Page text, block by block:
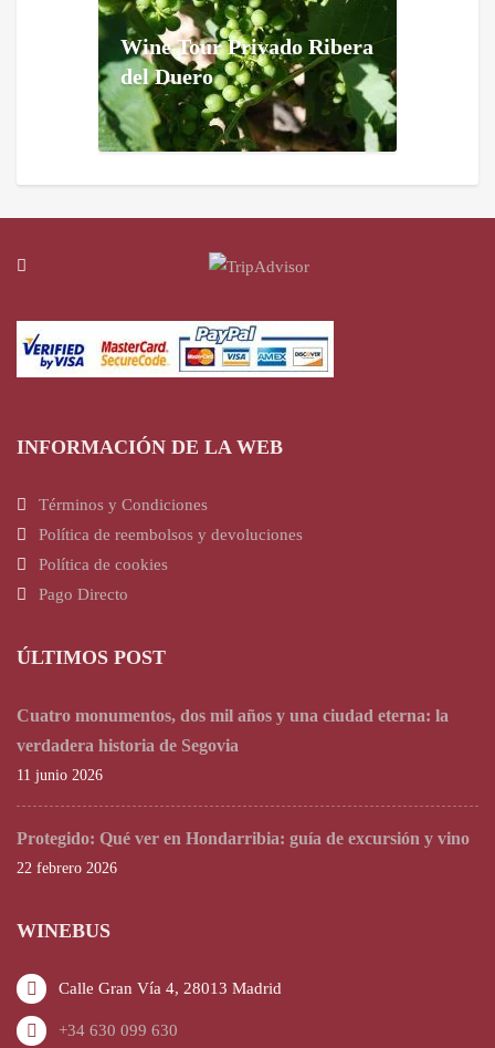
Wine Tour Privado Ribera
del Duero
INFORMACIÓN DE LA WEB
Términos y Condiciones
Política de reembolsos y devoluciones
Política de cookies
Pago Directo
ÚLTIMOS POST
Cuatro monumentos, dos mil años y una ciudad eterna: la
verdadera historia de Segovia
11 junio 2026
Protegido: Qué ver en Hondarribia: guía de excursión y vino
22 febrero 2026
WINEBUS
Calle Gran Vía 4, 28013 Madrid
+34 630 099 630